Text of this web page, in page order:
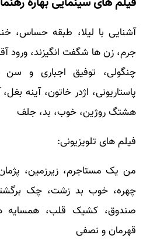
آشنایی با لیلا، طبقه حساس،
جرم، زن ها شگفت انگیزند، ورود
چنگولی، توفیق اجباری و سن
پاستاریونی، اژدر خاتون، آینه
هشتگ روژین، خوب، بد، جلف
فیلم های تلویزیونی:
من یک مستاجرم، زیرزمین،
چهره، خوب بد زشت، چک
صندوق، کشیک قلب،
قهرمان و نصفی